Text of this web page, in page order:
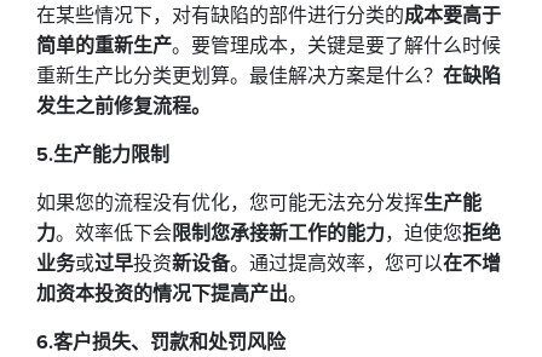
在某些情况下，对有缺陷的部件进行分类的成本要高于
简单的重新生产。要管理成本，关键是要了解什么时候
重新生产比分类更划算。最佳解决方案是什么？ 在缺陷
发生之前修复流程。
5.生产能力限制
如果您的流程没有优化，您可能无法充分发挥生产能
力。效率低下会限制您承接新工作的能力，迫使您拒绝
业务或过早投资新设备。通过提高效率，您可以在不增
加资本投资的情况下提高产出。
6.客户损失、罚款和处罚风险